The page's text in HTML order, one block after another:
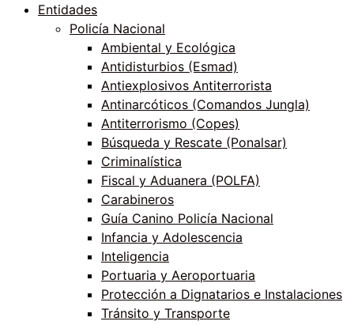
Entidades
Policía Nacional
Ambiental y Ecológica
Antidisturbios (Esmad)
Antiexplosivos Antiterrorista
Antinarcóticos (Comandos Jungla)
Antiterrorismo (Copes)
Búsqueda y Rescate (Ponalsar)
Criminalística
Fiscal y Aduanera (POLFA)
Carabineros
Guía Canino Policía Nacional
Infancia y Adolescencia
Inteligencia
Portuaria y Aeroportuaria
Protección a Dignatarios e Instalaciones
Tránsito y Transporte